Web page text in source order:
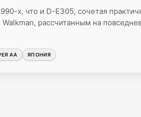
х, что и D-E305, сочетая
рассчитанным на
AA ЯПОНИЯ